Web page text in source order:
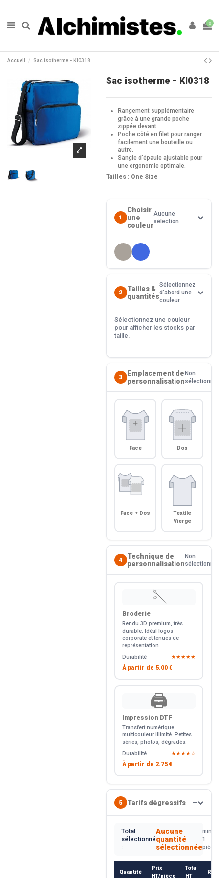
0
Accueil Sac isotherme - KI0318
Sac isotherme - KI0318
Rangement supplémentaire
grâce à une grande poche
zippée devant.
Poche côté en filet pour ranger
facilement une bouteille ou
autre.
Sangle d'épaule ajustable pour
une ergonomie optimale.
Tailles : One Size
1
Choisir
une
couleur
Aucune
sélection
2
Tailles &
quantités
Sélectionnez
d'abord une
couleur
Sélectionnez une couleur
pour afficher les stocks par
taille.
3
Emplacement de
personnalisation
Non
sélectionné
Face Dos
Face + Dos
Textile
Vierge
4
Technique de
personnalisation
Non
sélectionné
🪡
Broderie
Rendu 3D premium, très
durable. Idéal logos
corporate et tenues de
représentation.
Durabilité
★★★★★
À partir de 5.00 €
🖨️
Impression DTF
Transfert numérique
multicouleur illimité. Petites
séries, photos, dégradés.
Durabilité
★★★★☆
À partir de 2.75 €
5 Tarifs dégressifs —
Total
sélectionné
:
Aucune
quantité
sélectionnée
min.
1
pièce
Quantité
Prix
HT/pièce
Total
HT